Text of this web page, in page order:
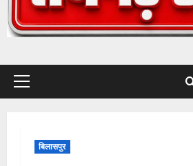
Primary
बिलासपुर